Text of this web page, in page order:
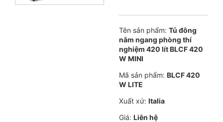
Tên sản phẩm: Tủ đông
nằm ngang phòng thí
nghiệm 420 lít BLCF 420
W MINI
Mã sản phẩm: BLCF 420
W LITE
Xuất xứ: Italia
Giá: Liên hệ